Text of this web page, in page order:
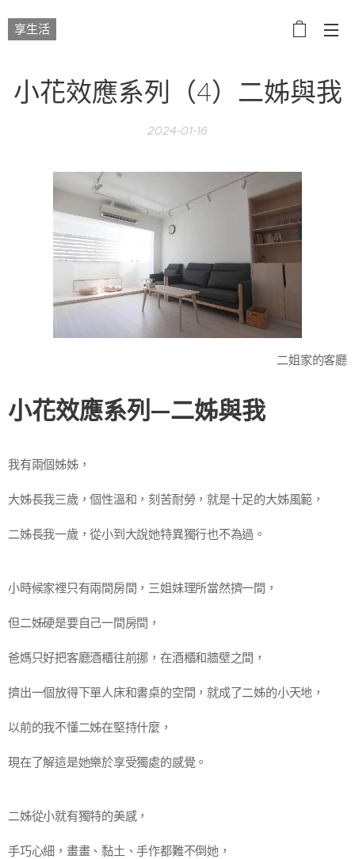
享生活
小花效應系列（4）二姊與我
2024-01-16
二姐家的客廳
小花效應系列—二姊與我
我有兩個姊姊，
大姊長我三歲，個性溫和，刻苦耐勞，就是十足的大姊風範，
二姊長我一歲，從小到大說她特異獨行也不為過。
小時候家裡只有兩間房間，三姐妹理所當然擠一間，
但二姊硬是要自己一間房間，
爸媽只好把客廳酒櫃往前挪，在酒櫃和牆壁之間，
擠出一個放得下單人床和書桌的空間，就成了二姊的小天地，
以前的我不懂二姊在堅持什麼，
現在了解這是她樂於享受獨處的感覺。
二姊從小就有獨特的美感，
手巧心細，畫畫、黏土、手作都難不倒她，